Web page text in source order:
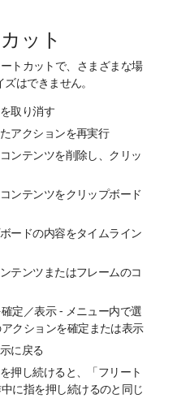
ット
トカットで、さまざまな場
はできません。
取り消す
アクションを再実行
ンテンツを削除し、クリッ
ンテンツをクリップボード
ードの内容をタイムライン
テンツまたはフレームのコ
定／表示 - メニュー内で選
クションを確定または表示
に戻る
押し続けると、「フリート
に指を押し続けるのと同じ